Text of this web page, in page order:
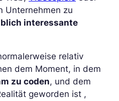
Unternehmen zu
interessante
relativ
dem Moment, in dem
zu coden, und dem
geworden ist ,